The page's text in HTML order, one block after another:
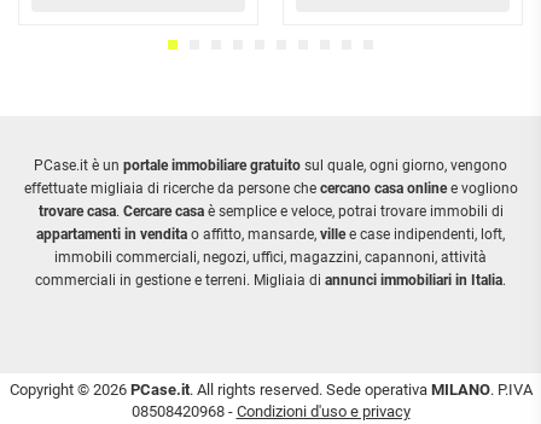
PCase.it è un portale immobiliare gratuito sul quale, ogni giorno, vengono
effettuate migliaia di ricerche da persone che cercano casa onlinee vogliono
trovare casa. Cercare casaè semplice e veloce, potrai trovare immobili di
appartamenti in vendita o affitto, mansarde, villee case indipendenti, loft,
immobili commerciali, negozi, uffici, magazzini, capannoni, attività
commerciali in gestione e terreni. Migliaia di annunci immobiliari in Italia.
Copyright © 2026 PCase.it. All rights reserved. Sede operativa MILANO. P.IVA
08508420968 - Condizioni d'uso e privacy